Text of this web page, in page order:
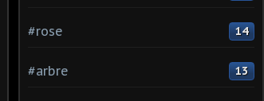
#rose 14
#arbre 13